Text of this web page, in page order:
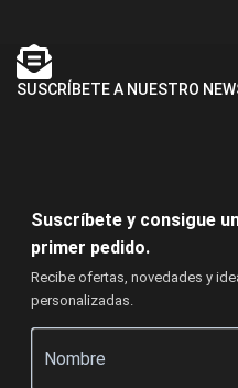
SUSCRÍBETE A NUESTRO
Suscríbete y consigue
primer pedido.
Recibe ofertas, novedades y
personalizadas.